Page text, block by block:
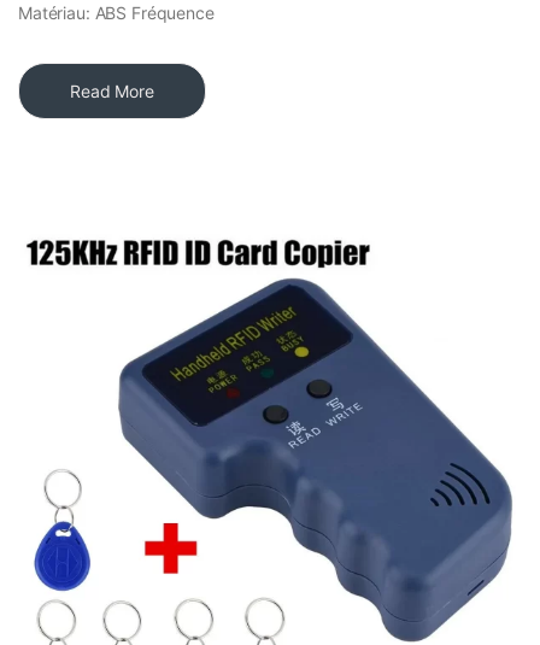
Matériau: ABS Fréquence
Read More